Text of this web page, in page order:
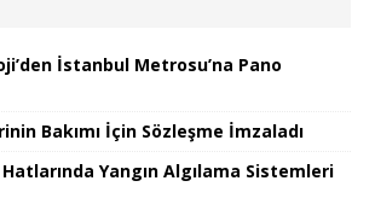
İstanbul Metrosu’na Pano
Bakımı İçin Sözleşme İmzaladı
Yangın Algılama Sistemleri